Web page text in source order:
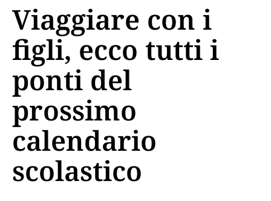
Viaggiare con i
figli, ecco tutti i
ponti del
prossimo
calendario
scolastico